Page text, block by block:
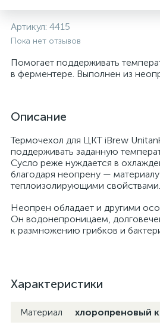
Артикул: 4415
Пока нет отзывов
Помогает поддерживать
в ферментере. Выполнен из
Описание
Термочехол для ЦКТ iBrew
поддерживать заданную
Сусло реже нуждается в
благодаря неопрену —
теплоизолирующими свойствами.
Неопрен обладает и другими
Он водонепроницаем,
к размножению грибков и
Характеристики
Материал хлоропреновый